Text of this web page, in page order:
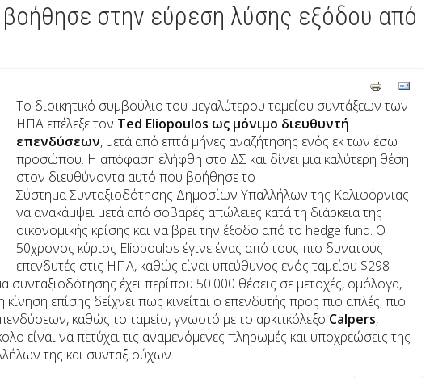
στην εύρεση λύσης εξόδου από
Το διοικητικό συμβούλιο του μεγαλύτερου ταμείου συντάξεων των
ΗΠΑ επέλεξε τον Ted Eliopoulos ως μόνιμο διευθυντή
επενδύσεων, μετά από επτά μήνες αναζήτησης ενός εκ των έσω
προσώπου. Η απόφαση ελήφθη στο ΔΣ και δίνει μια καλύτερη θέση
στον διευθύνοντα αυτό που βοήθησε το
Σύστημα Συνταξιοδότησης Δημοσίων Υπαλλήλων της Καλιφόρνιας
να ανακάμψει μετά από σοβαρές απώλειες κατά τη διάρκεια της
οικονομικής κρίσης και να βρει την έξοδο από το hedge fund. Ο
50χρονος κύριος Eliopoulos έγινε ένας από τους πιο δυνατούς
επενδυτές στις ΗΠΑ, καθώς είναι υπεύθυνος ενός ταμείου $298
συνταξιοδότησης έχει περίπου 50.000 θέσεις σε μετοχές, ομόλογα,
επίσης δείχνει πως κινείται ο επενδυτής προς πιο απλές, πιο
καθώς το ταμείο, γνωστό με το αρκτικόλεξο Calpers,
είναι να πετύχει τις αναμενόμενες πληρωμές και υποχρεώσεις της
της και συνταξιούχων.